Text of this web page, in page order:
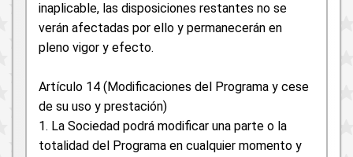
inaplicable, las disposiciones restantes no se
verán afectadas por ello y permanecerán en
pleno vigor y efecto.
Artículo 14 (Modificaciones del Programa y cese
de su uso y prestación)
1. La Sociedad podrá modificar una parte o la
totalidad del Programa en cualquier momento y